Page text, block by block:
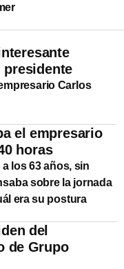
presidente
Carlos
el empresario
horas
los 63 años, sin
sobre la jornada
era su postura
del
de Grupo